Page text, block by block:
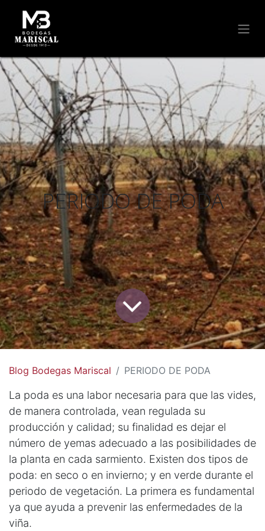
PERIODO DE PODA
Blog Bodegas Mariscal PERIODO DE PODA
La poda es una labor necesaria para que las vides,
de manera controlada, vean regulada su
producción y calidad; su finalidad es dejar el
número de yemas adecuado a las posibilidades de
la planta en cada sarmiento. Existen dos tipos de
poda: en seco o en invierno; y en verde durante el
periodo de vegetación. La primera es fundamental
ya que ayuda a prevenir las enfermedades de la
viña.